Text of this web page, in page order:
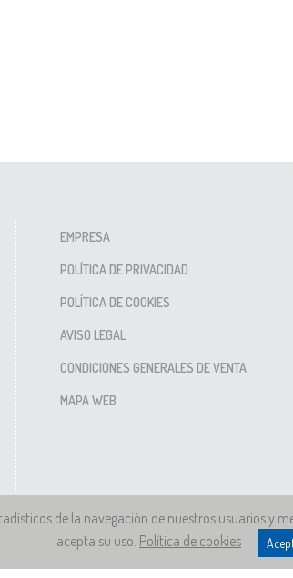
de la navegación de nuestros usuarios y
acepta su uso. Política de cookies
EMPRESA
POLÍTICA DE PRIVACIDAD
POLÍTICA DE COOKIES
AVISO LEGAL
CONDICIONES GENERALES DE VENTA
MAPA WEB